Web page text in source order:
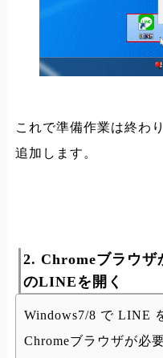
これで準備作業は終わ
追加します。
2. Chromeブラウザ
のLINEを開く
Windows7/8 で LINE
Chromeブラウザが必